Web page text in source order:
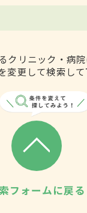
クリニック・病
変更して検索して
フォームに戻る